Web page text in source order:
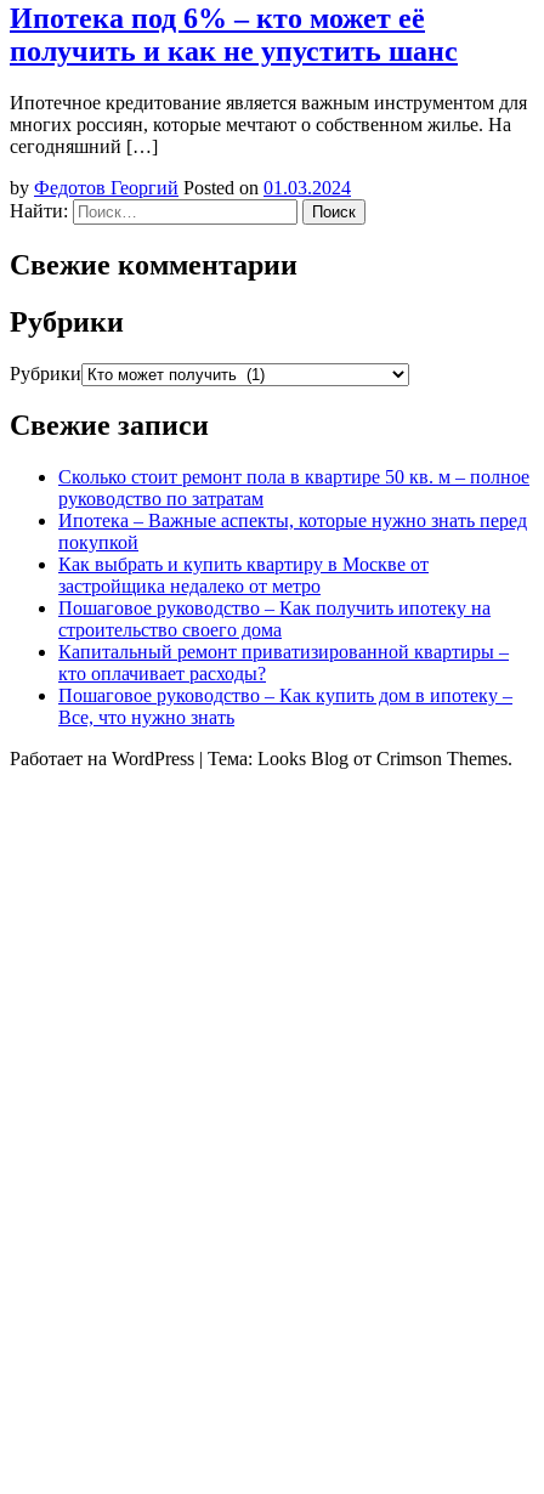
Ипотека под 6% – кто может её
получить и как не упустить шанс
Ипотечное кредитование является важным инструментом для
многих россиян, которые мечтают о собственном жилье. На
сегодняшний […]
by Федотов Георгий Posted on 01.03.2024
Найти:
Свежие комментарии
Рубрики
Рубрики
Свежие записи
Сколько стоит ремонт пола в квартире 50 кв. м – полное
руководство по затратам
Ипотека – Важные аспекты, которые нужно знать перед
покупкой
Как выбрать и купить квартиру в Москве от
застройщика недалеко от метро
Пошаговое руководство – Как получить ипотеку на
строительство своего дома
Капитальный ремонт приватизированной квартиры –
кто оплачивает расходы?
Пошаговое руководство – Как купить дом в ипотеку –
Все, что нужно знать
Работает на WordPress | Тема: Looks Blog от Crimson Themes.